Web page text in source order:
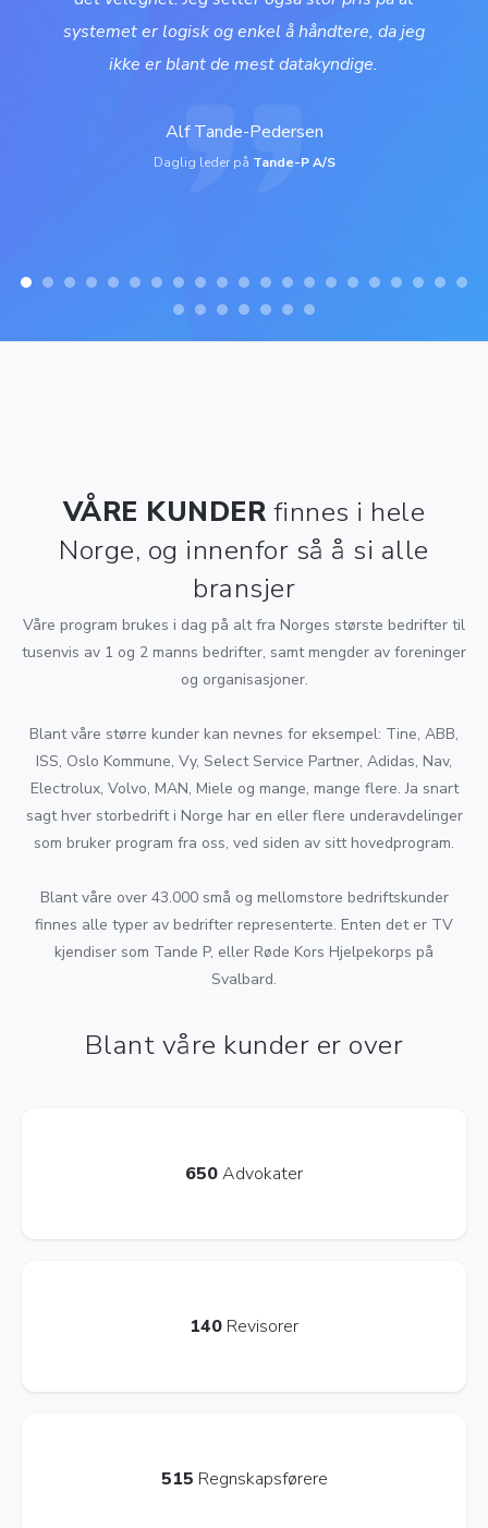
systemet er logisk og enkel å håndtere, da jeg
ikke er blant de mest datakyndige.
Alf Tande-Pedersen
Daglig leder på Tande-P A/S
VÅRE KUNDER finnes i hele
Norge, og innenfor så å si alle
bransjer
Våre program brukes i dag på alt fra Norges største bedrifter til
tusenvis av 1 og 2 manns bedrifter, samt mengder av foreninger
og organisasjoner.
Blant våre større kunder kan nevnes for eksempel: Tine, ABB,
ISS, Oslo Kommune, Vy, Select Service Partner, Adidas, Nav,
Electrolux, Volvo, MAN, Miele og mange, mange flere. Ja snart
sagt hver storbedrift i Norge har en eller flere underavdelinger
som bruker program fra oss, ved siden av sitt hovedprogram.
Blant våre over 43.000 små og mellomstore bedriftskunder
finnes alle typer av bedrifter representerte. Enten det er TV
kjendiser som Tande P, eller Røde Kors Hjelpekorps på
Svalbard.
Blant våre kunder er over
650Advokater
140 Revisorer
515 Regnskapsførere